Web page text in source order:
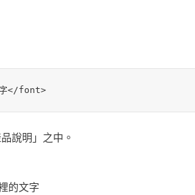
</font>
說明」之中。
的文字